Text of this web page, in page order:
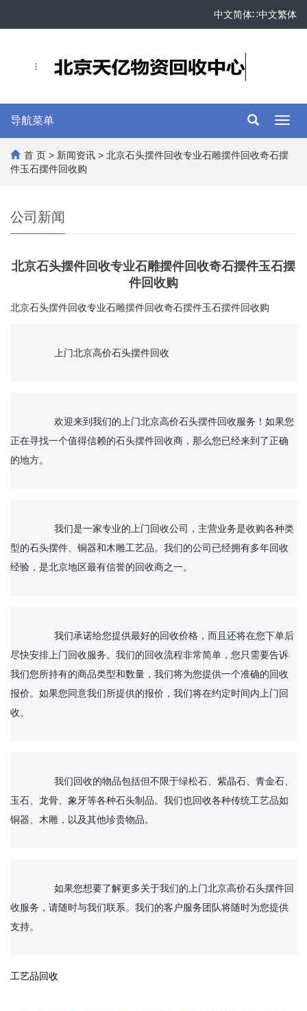
中文繁体
∷
中文简体
导航菜单
首 页 > 新闻资讯 > 北京石头摆件回收专业石雕摆件回收奇石摆
件玉石摆件回收购
公司新闻
北京石头摆件回收专业石雕摆件回收奇石摆件玉石摆
件回收购
北京石头摆件回收专业石雕摆件回收奇石摆件玉石摆件回收购
正在寻找一个值得信赖的石头摆件回收商，那么您已经来到了正确
的地方。
型的石头摆件、铜器和木雕工艺品。我们的公司已经拥有多年回收
经验，是北京地区最有信誉的回收商之一。
尽快安排上门回收服务。我们的回收流程非常简单，您只需要告诉
我们您所持有的商品类型和数量，我们将为您提供一个准确的回收
报价。如果您同意我们所提供的报价，我们将在约定时间内上门回
收。
玉石、龙骨、象牙等各种石头制品。我们也回收各种传统工艺品如
铜器、木雕，以及其他珍贵物品。
收服务，请随时与我们联系。我们的客户服务团队将随时为您提供
支持。
工艺品回收